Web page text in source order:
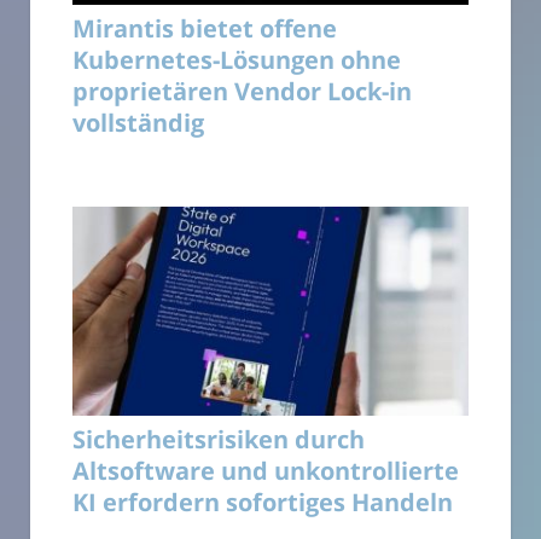
Mirantis bietet offene
Kubernetes-Lösungen ohne
proprietären Vendor Lock-in
vollständig
Sicherheitsrisiken durch
Altsoftware und unkontrollierte
KI erfordern sofortiges Handeln